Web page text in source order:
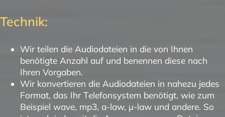
Technik:
Wir teilen die Audiodateien in die von Ihnen
benötigte Anzahl auf und benennen diese nach
Ihren Vorgaben.
Wir konvertieren die Audiodateien in nahezu jedes
Format, das Ihr Telefonsystem benötigt, wie zum
Beispiel wave, mp3, a-law, µ-law und andere. So